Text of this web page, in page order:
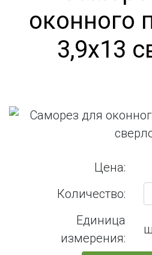
оконного
3,9х13
Цена:
Количество:
Единица
измерения: